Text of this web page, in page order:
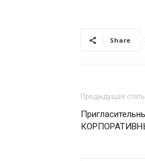
Share
Предыдущая